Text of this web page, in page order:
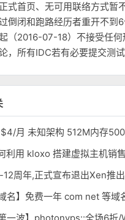
式首页、无可用联络方式暂不
倒闭和跑路经历者重开不到6
（2016-07-18）不接受任
，所有IDC若有必要提交测
利用 kloxo 搭建虚拟主机销
周年,正式宣布退出Xen推
域名】免费一年 com net 等域